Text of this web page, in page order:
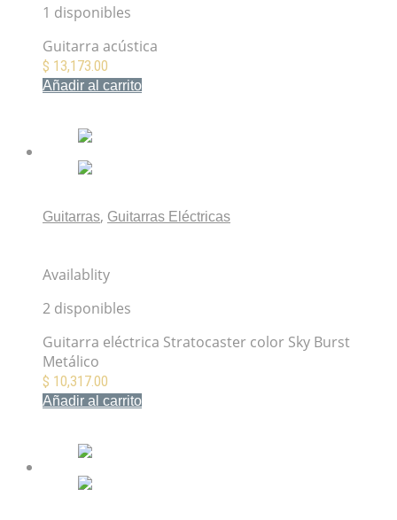
1 disponibles
Guitarra acústica
$ 13,173.00
Añadir al carrito
Guitarras, Guitarras Eléctricas
Availablity
2 disponibles
Guitarra eléctrica Stratocaster color Sky Burst
Metálico
$ 10,317.00
Añadir al carrito